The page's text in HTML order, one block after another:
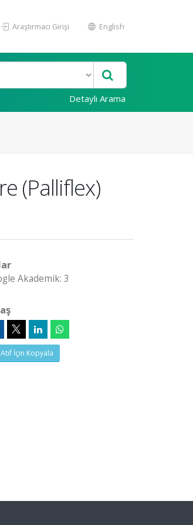
Araştırmacı Girişi English
Detaylı Arama
(Palliflex)
Akademik: 3
İçin Kopyala